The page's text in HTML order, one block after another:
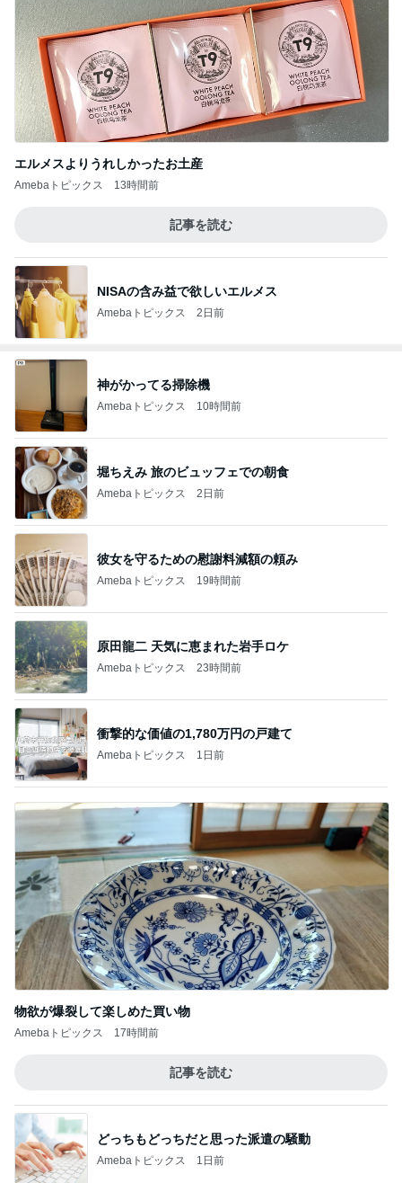
エルメスよりうれしかったお土産
Amebaトピックス 13時間前
記事を読む
NISAの含み益で欲しいエルメス
Amebaトピックス 2日前
神がかってる掃除機
Amebaトピックス 10時間前
堀ちえみ 旅のビュッフェでの朝食
Amebaトピックス 2日前
彼女を守るための慰謝料減額の頼み
Amebaトピックス 19時間前
原田龍二 天気に恵まれた岩手ロケ
Amebaトピックス 23時間前
衝撃的な価値の1,780万円の戸建て
Amebaトピックス 1日前
物欲が爆裂して楽しめた買い物
Amebaトピックス 17時間前
記事を読む
どっちもどっちだと思った派遣の騒動
Amebaトピックス 1日前